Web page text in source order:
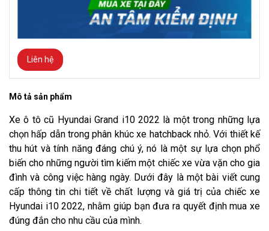
Liên hệ
Mô tả sản phẩm
Xe ô tô cũ Hyundai Grand i10 2022 là một trong những lựa
chọn hấp dẫn trong phân khúc xe hatchback nhỏ. Với thiết kế
thu hút và tính năng đáng chú ý, nó là một sự lựa chọn phổ
biến cho những người tìm kiếm một chiếc xe vừa vặn cho gia
đình và công việc hàng ngày. Dưới đây là một bài viết cung
cấp thông tin chi tiết về chất lượng và giá trị của chiếc xe
Hyundai i10 2022, nhằm giúp bạn đưa ra quyết định mua xe
đúng đắn cho nhu cầu của mình.